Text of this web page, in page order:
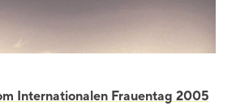
Internationalen Frauentag 2005